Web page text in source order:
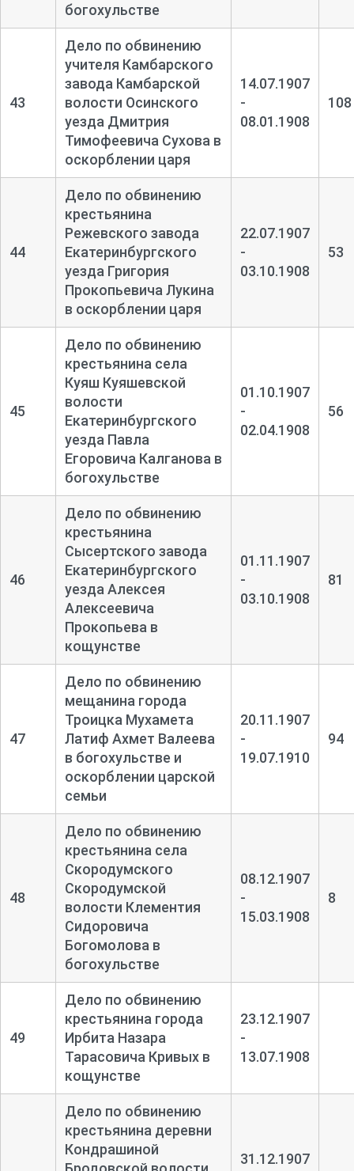
богохульстве
43
Дело по обвинению
учителя Камбарского
завода Камбарской
волости Осинского
уезда Дмитрия
Тимофеевича Сухова в
оскорблении царя
14.07.1907
-
08.01.1908
108
44
Дело по обвинению
крестьянина
Режевского завода
Екатеринбургского
уезда Григория
Прокопьевича Лукина
в оскорблении царя
22.07.1907
-
03.10.1908
53
45
Дело по обвинению
крестьянина села
Куяш Куяшевской
волости
Екатеринбургского
уезда Павла
Егоровича Калганова в
богохульстве
01.10.1907
-
02.04.1908
56
46
Дело по обвинению
крестьянина
Сысертского завода
Екатеринбургского
уезда Алексея
Алексеевича
Прокопьева в
кощунстве
01.11.1907
-
03.10.1908
81
47
Дело по обвинению
мещанина города
Троицка Мухамета
Латиф Ахмет Валеева
в богохульстве и
оскорблении царской
семьи
20.11.1907
-
19.07.1910
94
48
Дело по обвинению
крестьянина села
Скородумского
Скородумской
волости Клементия
Сидоровича
Богомолова в
богохульстве
08.12.1907
-
15.03.1908
8
49
Дело по обвинению
крестьянина города
Ирбита Назара
Тарасовича Кривых в
кощунстве
23.12.1907
-
13.07.1908
Дело по обвинению
крестьянина деревни
Кондрашиной
31.12.1907